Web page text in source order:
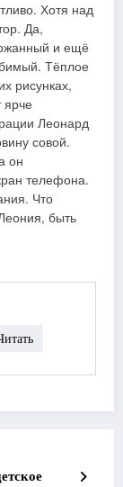
Хотя над
Да,
и ещё
Тёплое
рисунках,
Леонард
совой.
он
телефона.
Что
быть